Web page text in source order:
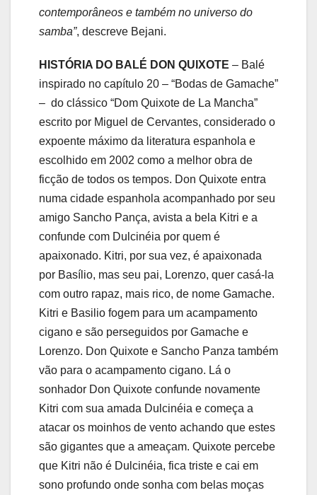
contemporâneos e também no universo do
samba”, descreve Bejani.
HISTÓRIA DO BALÉ DON QUIXOTE – Balé
inspirado no capítulo 20 – “Bodas de Gamache”
– do clássico “Dom Quixote de La Mancha”
escrito por Miguel de Cervantes, considerado o
expoente máximo da literatura espanhola e
escolhido em 2002 como a melhor obra de
ficção de todos os tempos. Don Quixote entra
numa cidade espanhola acompanhado por seu
amigo Sancho Pança, avista a bela Kitri e a
confunde com Dulcinéia por quem é
apaixonado. Kitri, por sua vez, é apaixonada
por Basílio, mas seu pai, Lorenzo, quer casá-la
com outro rapaz, mais rico, de nome Gamache.
Kitri e Basilio fogem para um acampamento
cigano e são perseguidos por Gamache e
Lorenzo. Don Quixote e Sancho Panza também
vão para o acampamento cigano. Lá o
sonhador Don Quixote confunde novamente
Kitri com sua amada Dulcinéia e começa a
atacar os moinhos de vento achando que estes
são gigantes que a ameaçam. Quixote percebe
que Kitri não é Dulcinéia, fica triste e cai em
sono profundo onde sonha com belas moças